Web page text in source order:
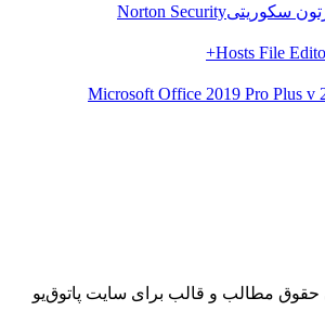
سکوریتیNorton Security
Hosts File
حقوق مطالب و قالب برای سایت پاتوق‌یو